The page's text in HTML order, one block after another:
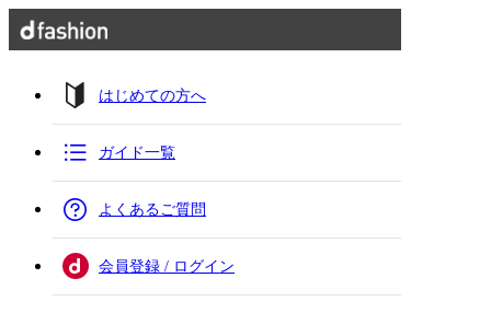
はじめての方へ
ガイド一覧
よくあるご質問
会員登録 / ログイン